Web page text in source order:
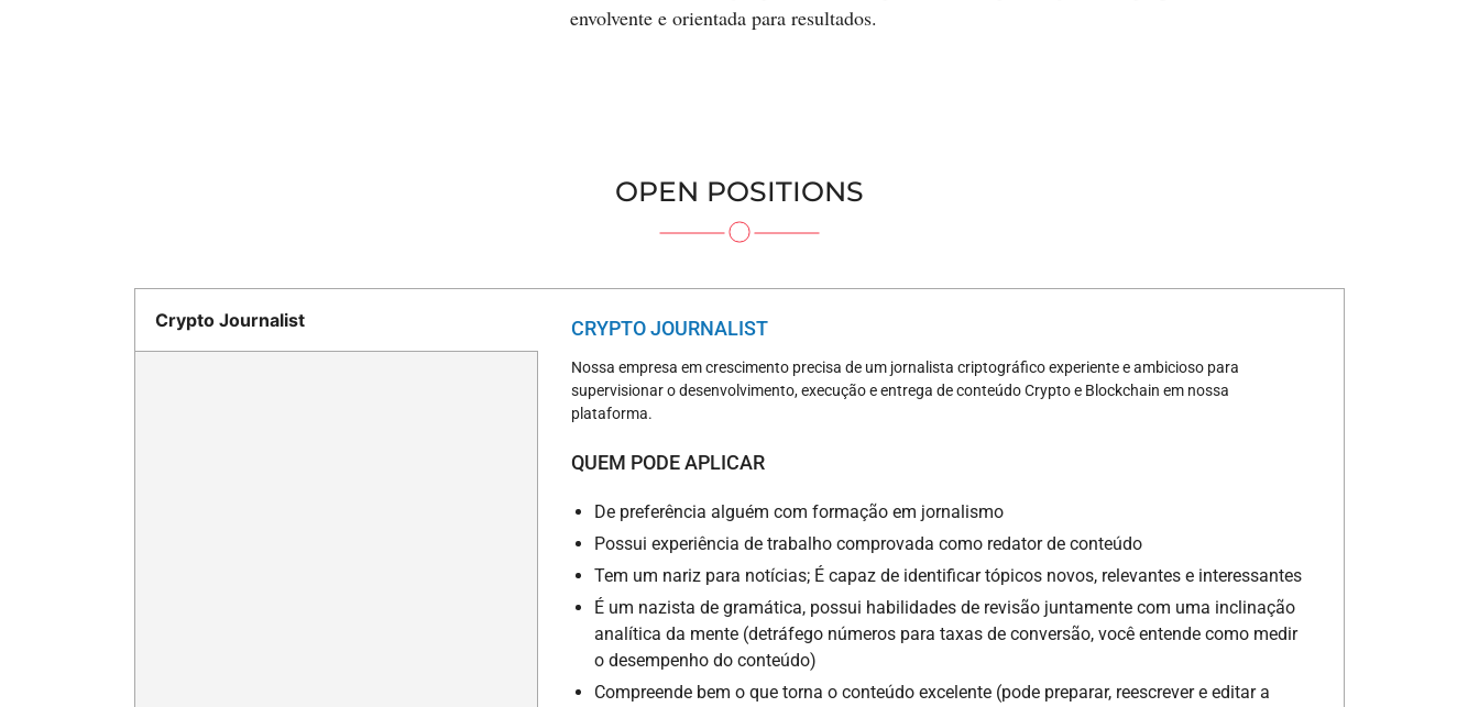
envolvente e orientada para resultados.
OPEN POSITIONS
Crypto Journalist CRYPTO JOURNALIST
Nossa empresa em crescimento precisa de um jornalista criptográfico experiente e ambicioso para
supervisionar o desenvolvimento, execução e entrega de conteúdo Crypto e Blockchain em nossa
plataforma.
QUEM PODE APLICAR
De preferência alguém com formação em jornalismo
Possui experiência de trabalho comprovada como redator de conteúdo
Tem um nariz para notícias; É capaz de identificar tópicos novos, relevantes e interessantes
É um nazista de gramática, possui habilidades de revisão juntamente com uma inclinação
analítica da mente (detráfego números para taxas de conversão, você entende como medir
o desempenho do conteúdo)
Compreende bem o que torna o conteúdo excelente (pode preparar, reescrever e editar a